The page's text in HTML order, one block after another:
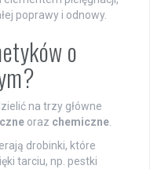
poprawy i odnowy.
o
na trzy główne
oraz chemiczne.
drobinki, które
tarciu, np. pestki